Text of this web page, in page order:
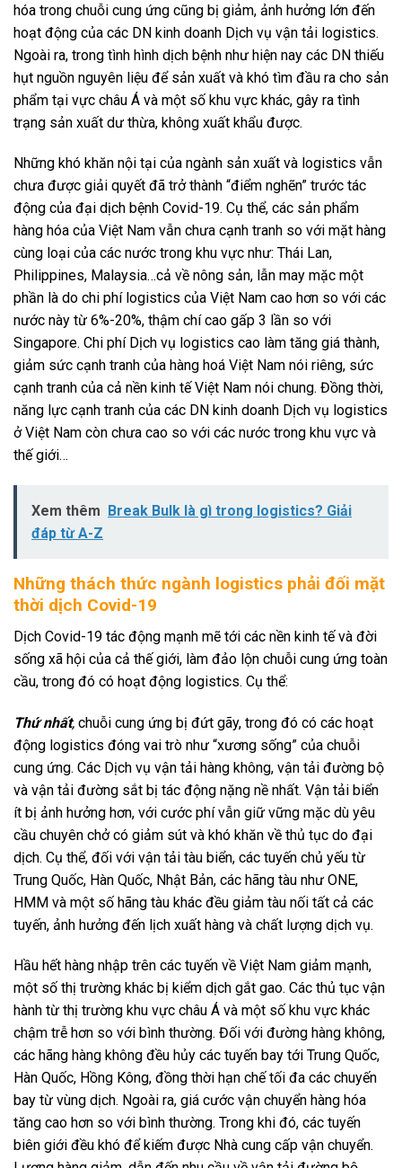
hóa trong chuỗi cung ứng cũng bị giảm, ảnh hưởng lớn đến
hoạt động của các DN kinh doanh Dịch vụ vận tải logistics.
Ngoài ra, trong tình hình dịch bệnh như hiện nay các DN thiếu
hụt nguồn nguyên liệu để sản xuất và khó tìm đầu ra cho sản
phẩm tại vực châu Á và một số khu vực khác, gây ra tình
trạng sản xuất dư thừa, không xuất khẩu được.
Những khó khăn nội tại của ngành sản xuất và logistics vẫn
chưa được giải quyết đã trở thành “điểm nghẽn” trước tác
động của đại dịch bệnh Covid-19. Cụ thể, các sản phẩm
hàng hóa của Việt Nam vẫn chưa cạnh tranh so với mặt hàng
cùng loại của các nước trong khu vực như: Thái Lan,
Philippines, Malaysia…cả về nông sản, lẫn may mặc một
phần là do chi phí logistics của Việt Nam cao hơn so với các
nước này từ 6%-20%, thậm chí cao gấp 3 lần so với
Singapore. Chi phí Dịch vụ logistics cao làm tăng giá thành,
giảm sức cạnh tranh của hàng hoá Việt Nam nói riêng, sức
cạnh tranh của cả nền kinh tế Việt Nam nói chung. Đồng thời,
năng lực cạnh tranh của các DN kinh doanh Dịch vụ logistics
ở Việt Nam còn chưa cao so với các nước trong khu vực và
thế giới…
Xem thêm
Break Bulk là gì trong logistics? Giải
đáp từ A-Z
Những thách thức ngành logistics phải đối mặt
thời dịch Covid-19
Dịch Covid-19 tác động mạnh mẽ tới các nền kinh tế và đời
sống xã hội của cả thế giới, làm đảo lộn chuỗi cung ứng toàn
cầu, trong đó có hoạt động logistics. Cụ thể:
Thứ nhất, chuỗi cung ứng bị đứt gãy, trong đó có các hoạt
động logistics đóng vai trò như “xương sống” của chuỗi
cung ứng. Các Dịch vụ vận tải hàng không, vận tải đường bộ
và vận tải đường sắt bị tác động nặng nề nhất. Vận tải biển
ít bị ảnh hưởng hơn, với cước phí vẫn giữ vững mặc dù yêu
cầu chuyên chở có giảm sút và khó khăn về thủ tục do đại
dịch. Cụ thể, đối với vận tải tàu biển, các tuyến chủ yếu từ
Trung Quốc, Hàn Quốc, Nhật Bản, các hãng tàu như ONE,
HMM và một số hãng tàu khác đều giảm tàu nối tất cả các
tuyến, ảnh hưởng đến lịch xuất hàng và chất lượng dịch vụ.
Hầu hết hàng nhập trên các tuyến về Việt Nam giảm mạnh,
một số thị trường khác bị kiểm dịch gắt gao. Các thủ tục vận
hành từ thị trường khu vực châu Á và một số khu vực khác
chậm trễ hơn so với bình thường. Đối với đường hàng không,
các hãng hàng không đều hủy các tuyến bay tới Trung Quốc,
Hàn Quốc, Hồng Kông, đồng thời hạn chế tối đa các chuyến
bay từ vùng dịch. Ngoài ra, giá cước vận chuyển hàng hóa
tăng cao hơn so với bình thường. Trong khi đó, các tuyến
biên giới đều khó để kiếm được Nhà cung cấp vận chuyển.